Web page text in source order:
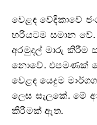
වෙළඳ වේදිකාවේ
හරියටම සමාන වේ.
අරමුදල් මාරු කිරීම
නොවේ. එපමණක්
වෙළඳ යෙදුම
ලෙස සැලකේ. මේ
කිරීමක් ඇත.